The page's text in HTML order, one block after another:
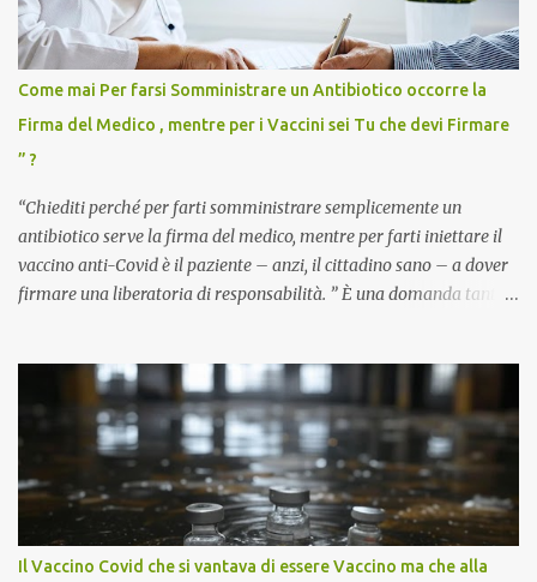
Come mai Per farsi Somministrare un Antibiotico occorre la
Firma del Medico , mentre per i Vaccini sei Tu che devi Firmare
” ?
“Chiediti perché per farti somministrare semplicemente un
antibiotico serve la firma del medico, mentre per farti iniettare il
vaccino anti-Covid è il paziente – anzi, il cittadino sano – a dover
firmare una liberatoria di responsabilità. ” È una domanda tanto
pandemia. Un interrogativo che dovrebbe scuotere chiunque abbia
ancora il coraggio di pensare con la propria testa. Per il vaccino
anti-Covid, un pro-farmaco, con autorizzazione condizionata,
sviluppato in tempi record, con tecnologie mai utilizzate prima su
larga scala, ancora oggetto di studio e di discussione
internazionale serve solo una firma. La tua. Lo si somministra
anche a persone sane, giovani, senza fattori di rischio, spesso già
Il Vaccino Covid che si vantava di essere Vaccino ma che alla